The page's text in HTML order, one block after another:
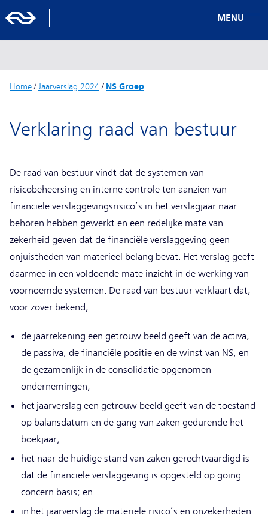
MENU
Home/ Jaarverslag 2024/ NS Groep
Verklaring raad van bestuur
De raad van bestuur vindt dat de systemen van
risicobeheersing en interne controle ten aanzien van
financiële verslaggevingsrisico’s in het verslagjaar naar
behoren hebben gewerkt en een redelijke mate van
zekerheid geven dat de financiële verslaggeving geen
onjuistheden van materieel belang bevat. Het verslag geeft
daarmee in een voldoende mate inzicht in de werking van
voornoemde systemen. De raad van bestuur verklaart dat,
voor zover bekend,
de jaarrekening een getrouw beeld geeft van de activa,
de passiva, de financiële positie en de winst van NS, en
de gezamenlijk in de consolidatie opgenomen
ondernemingen;
het jaarverslag een getrouw beeld geeft van de toestand
op balansdatum en de gang van zaken gedurende het
boekjaar;
het naar de huidige stand van zaken gerechtvaardigd is
dat de financiële verslaggeving is opgesteld op going
concern basis; en
in het jaarverslag de materiële risico’s en onzekerheden